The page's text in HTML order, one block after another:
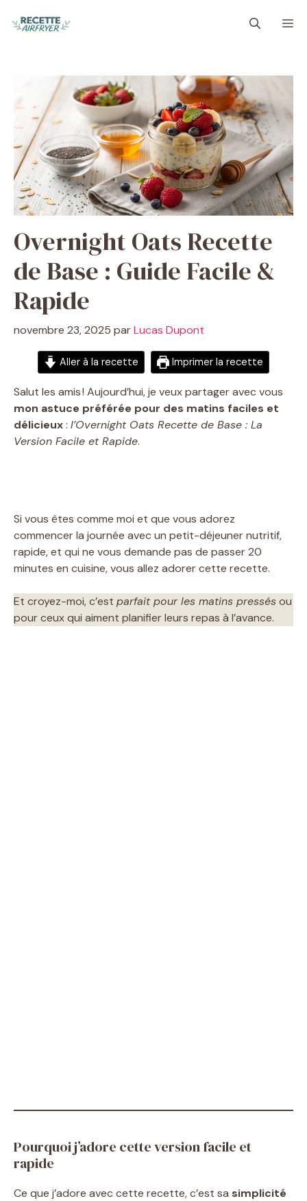
Overnight Oats Recette
de Base : Guide Facile &
Rapide
novembre 23, 2025 parLucas Dupont
Aller à la recette Imprimer la recette
Salut les amis ! Aujourd’hui, je veux partager avec vous
mon astuce préférée pour des matins faciles et
délicieux: l’Overnight Oats Recette de Base : La
Version Facile et Rapide.
Si vous êtes comme moi et que vous adorez
commencer la journée avec un petit-déjeuner nutritif,
rapide, et qui ne vous demande pas de passer 20
minutes en cuisine, vous allez adorer cette recette.
Et croyez-moi, c’est parfait pour les matins pressésou
pour ceux qui aiment planifier leurs repas à l’avance.
Pourquoi j’adore cette version facile et
rapide
Ce que j’adore avec cette recette, c’est sa simplicité